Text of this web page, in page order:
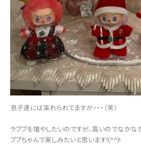
息子達には呆れられてますが・・・（笑）
ラブブを増やしたいのですが、高いのでなか
ブブちゃんで楽しみたいと思います!(^^)!